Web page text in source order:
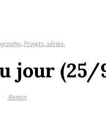
,Projets, séries.
jour
· Renan